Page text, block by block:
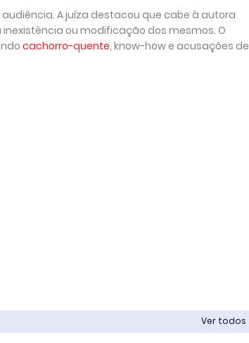
A juíza destacou que cabe à autora
ou modificação dos mesmos. O
cachorro-quente, know-how e acusações de
Ver todos